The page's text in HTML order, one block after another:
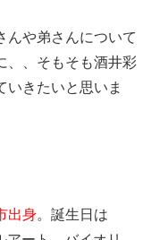
んや弟さんについて
、、そもそも酒井彩
いきたいと思いま
出身。誕生日は